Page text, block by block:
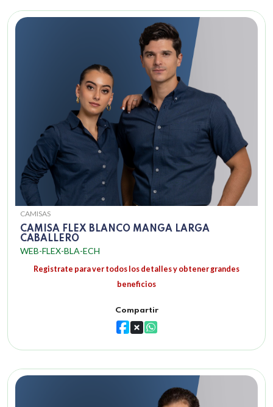
CAMISAS
CAMISA FLEX BLANCO MANGA LARGA
CABALLERO
WEB-FLEX-BLA-ECH
Registrate para ver todos los detalles y obtener grandes
beneficios
Compartir